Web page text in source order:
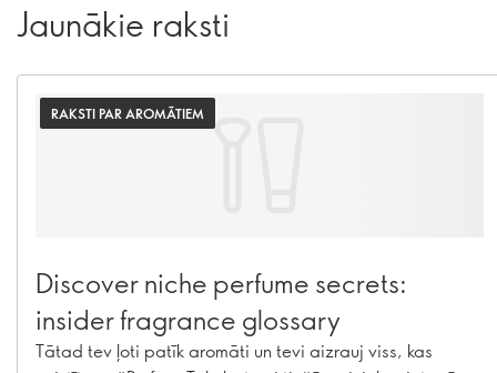
Jaunākie raksti
RAKSTI PAR AROMĀTIEM
Discover niche perfume secrets:
insider fragrance glossary
Tātad tev ļoti patīk aromāti un tevi aizrauj viss, kas